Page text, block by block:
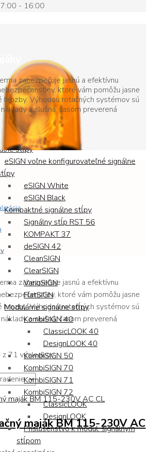
- 16:00
pozičné svetlá
Svetlo na heliport
Letecké pozičné svetlo nízkej svietivosti
Letecké pozičné svetlo strednej
svietivosti
Príslušenstvo pre pozičné svetlo
stĺpy
eSIGN voľne konfigurovateľné signálne
eSIGN White
eSIGN Black
Kompaktné signálne stĺpy
Signálny stĺp RST 56
KOMPAKT 37
deSIGN 42
CleanSIGN
ClearSIGN
VarioSIGN
FlatSIGN
Modulárne signálne stĺpy
KombiSIGN 40
ClassicLOOK 40
DesignLOOK 40
KombiSIGN 50
KombiSIGN 70
KombiSIGN 71
KombiSIGN 72
ClassicLOOK
DesignLOOK
Príslušenstvo k modul. signálnym
stĺpom
zabezpečuje jasnú a efektívnu
ktoré vám pomôžu jasne
hrozby. Výhodou rotačných systémov sú
a slušná, časom preverená
zabezpečuje jasnú a efektívnu
ktoré vám pomôžu jasne
hrozby. Výhodou rotačných systémov sú
a slušná, časom preverená
z 71 výsledkov
maják BM 115-230V AC